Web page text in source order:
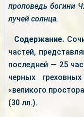
проповедь богини
лучей солнца.
Содержание.
частей,
последней — 25
черных
«великого
(30 лл.).